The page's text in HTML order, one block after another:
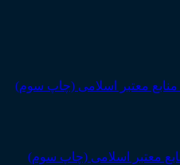
معتبر اسلامی (چاپ سوم)